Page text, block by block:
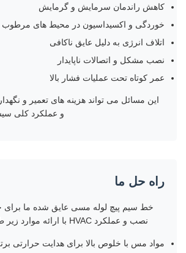
کاهش راندمان سرمایش و گرمایش
خوردگی و اکسیداسیون در محیط های مرطوب
اتلاف انرژی به دلیل عایق ناکافی
نصب مشکل و اتصالات ناپایدار
عمر کوتاه تحت عملیات فشار بالا
این مسائل می تواند هزینه های تعمیر و
و عملکرد کلی
راه حل ما
خط سیم پیچ لوله مسی عایق شده ما
نصب و عملکرد HVAC با ارائه موارد زیر طراحی شده است:
مواد مس با خلوص بالا برای هدایت حرارتی